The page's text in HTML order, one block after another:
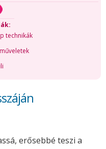
technikák
erősebbé teszi a